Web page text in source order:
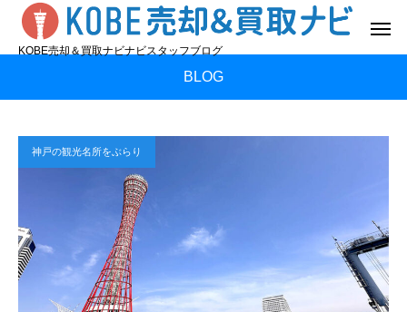
KOBE売却＆買取ナビナビスタッフブログ
BLOG
神戸の観光名所をぶらり